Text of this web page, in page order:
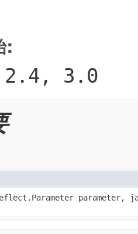
:
3.0
parameter,